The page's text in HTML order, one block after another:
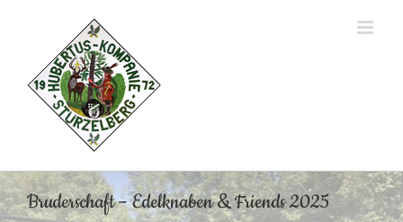
Bruderschaft – Edelknaben & Friends 2025